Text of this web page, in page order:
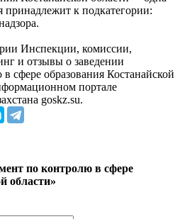
принадлежит к подкатегории:
Инспекции, комиссии,
и отзывы о заведении
сфере образования Костанайской
портале
goskz.su.
по контролю в сфере
области»